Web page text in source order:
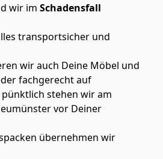
wir im Schadensfall
transportsicher und
wir auch Deine Möbel und
fachgerecht auf
stehen wir am
vor Deiner
übernehmen wir